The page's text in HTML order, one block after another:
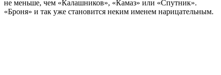
не меньше, чем «Калашников», «Камаз» или «Спутник».
«Броня» и так уже становится неким именем нарицательным.